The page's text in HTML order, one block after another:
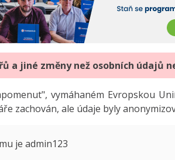
jiné změny než osobních údajů
vymáhaném Evropskou
zachován, ale údaje byly
je admin123